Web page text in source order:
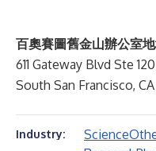
百奧賽圖舊金山辦公室地
611 Gateway Blvd Ste
South San Francisco,
Industry: Science